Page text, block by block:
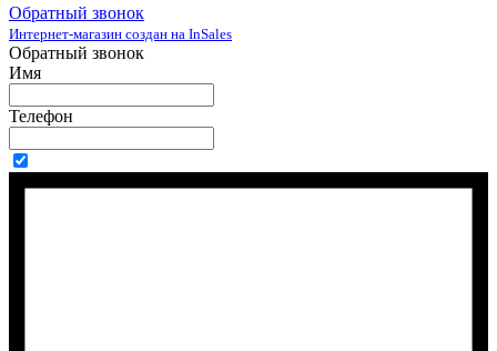
Обратный звонок
Интернет-магазин создан на InSales
Обратный звонок
Имя
Телефон